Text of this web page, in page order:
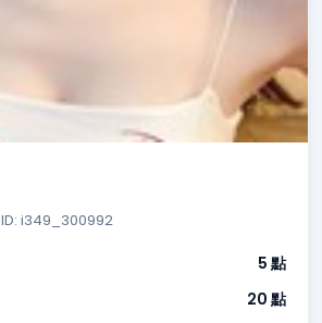
ID: i349_300992
5 點
20 點